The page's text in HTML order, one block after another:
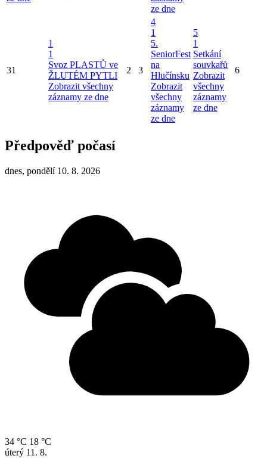
ze dne
31
1
1
Svoz PLASTŮ ve
ŽLUTÉM PYTLI
Zobrazit všechny
záznamy ze dne
2 3
4
1
5.
SeniorFest
na
Hlučínsku
Zobrazit
všechny
záznamy
ze dne
5
1
Setkání
souvkařů
Zobrazit
všechny
záznamy
ze dne
6
Předpověď počasí
dnes, pondělí 10. 8. 2026
34 °C 18 °C
úterý 11. 8.